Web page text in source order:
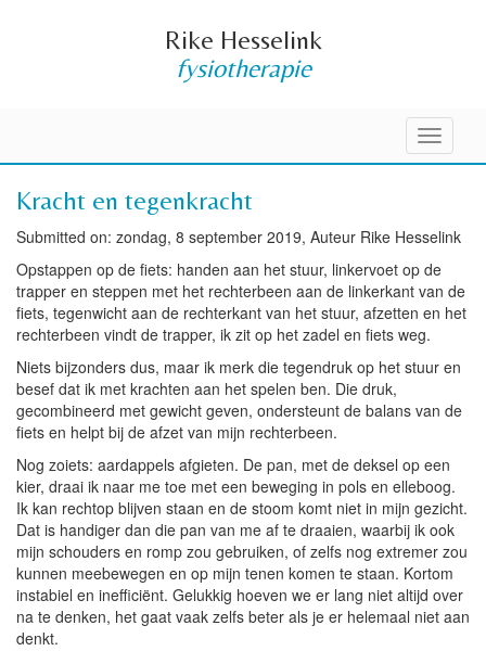
Rike Hesselink
fysiotherapie
Toggle
Kracht en tegenkracht
Submitted on: zondag, 8 september 2019, Auteur Rike Hesselink
Opstappen op de fiets: handen aan het stuur, linkervoet op de
trapper en steppen met het rechterbeen aan de linkerkant van de
fiets, tegenwicht aan de rechterkant van het stuur, afzetten en het
rechterbeen vindt de trapper, ik zit op het zadel en fiets weg.
Niets bijzonders dus, maar ik merk die tegendruk op het stuur en
besef dat ik met krachten aan het spelen ben. Die druk,
gecombineerd met gewicht geven, ondersteunt de balans van de
fiets en helpt bij de afzet van mijn rechterbeen.
Nog zoiets: aardappels afgieten. De pan, met de deksel op een
kier, draai ik naar me toe met een beweging in pols en elleboog.
Ik kan rechtop blijven staan en de stoom komt niet in mijn gezicht.
Dat is handiger dan die pan van me af te draaien, waarbij ik ook
mijn schouders en romp zou gebruiken, of zelfs nog extremer zou
kunnen meebewegen en op mijn tenen komen te staan. Kortom
instabiel en inefficiënt. Gelukkig hoeven we er lang niet altijd over
na te denken, het gaat vaak zelfs beter als je er helemaal niet aan
denkt.